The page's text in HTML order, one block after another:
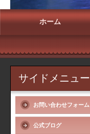
ホーム
サイドメニュー
お問い合わせフォーム
公式ブログ